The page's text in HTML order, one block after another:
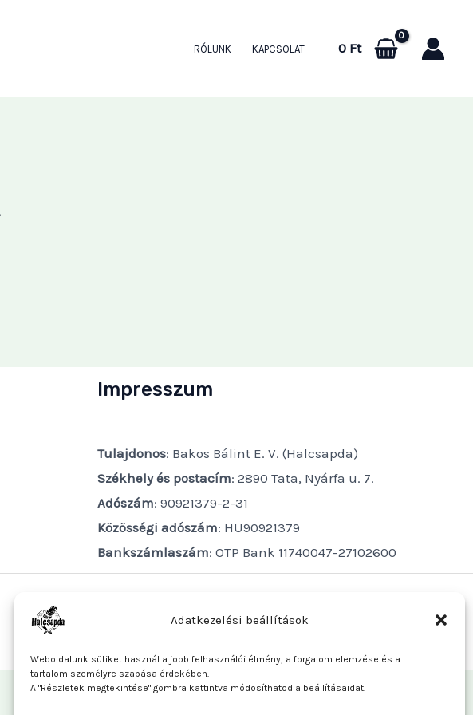
Adatkezelési beállítások
Weboldalunk sütiket használ a jobb felhasználói élmény, a forgalom elemzése és a
tartalom személyre szabása érdekében.
A "Részletek megtekintése" gombra kattintva módosíthatod a beállításaidat.
RÓLUNK KAPCSOLAT 0 Ft
Impresszum
Tulajdonos: Bakos Bálint E. V. (Halcsapda)
Székhely és postacím: 2890 Tata, Nyárfa u. 7.
Adószám: 90921379-2-31
Közösségi adószám: HU90921379
Bankszámlaszám: OTP Bank 11740047-27102600